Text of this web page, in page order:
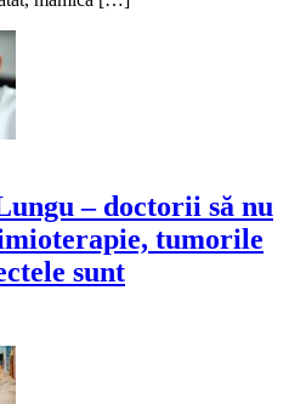
– doctorii să nu
tumorile
sunt